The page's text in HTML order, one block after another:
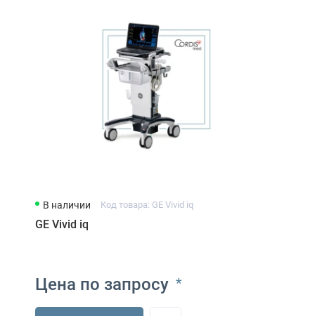
В наличии Код товара: GE Vivid iq
GE Vivid iq
Цена по запросу *